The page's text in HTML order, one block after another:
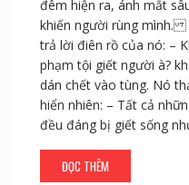
đêm hiện ra, ánh mắt
khiến người rùng mình.
trả lời điên rồ của nó: –
phạm tội giết người à?
dán chết vào tùng. Nó
hiển nhiên: – Tất cả
đều đáng bị giết sống
ĐỌC THÊM